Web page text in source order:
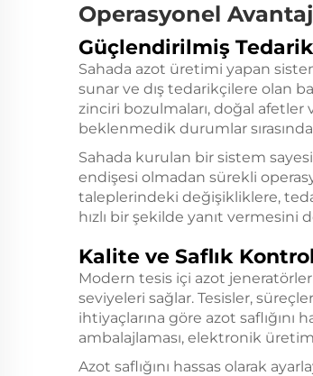
Operasyonel
Güçlendirilmiş Tedarik
Sahada azot üretimi yapan
sunar ve dış tedarikçilere olan
zinciri bozulmaları, doğal
beklenmedik durumlar
Sahada kurulan bir sistem
endişesi olmadan sürekli
taleplerindeki değişikliklere,
hızlı bir şekilde yanıt vermesini
Kalite ve Saflık
Modern tesis içi azot
seviyeleri sağlar. Tesisler,
ihtiyaçlarına göre azot
ambalajlaması, elektronik
Azot saflığını hassas olarak